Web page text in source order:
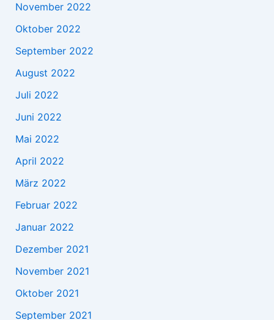
November 2022
Oktober 2022
September 2022
August 2022
Juli 2022
Juni 2022
Mai 2022
April 2022
März 2022
Februar 2022
Januar 2022
Dezember 2021
November 2021
Oktober 2021
September 2021